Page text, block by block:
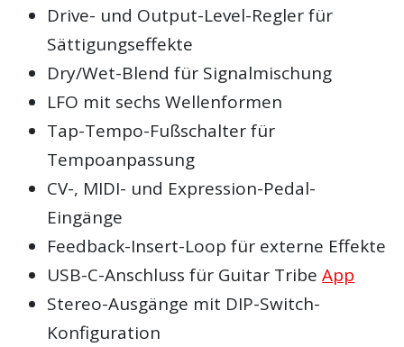
Drive- und Output-Level-Regler für
Sättigungseffekte
Dry/Wet-Blend für Signalmischung
LFO mit sechs Wellenformen
Tap-Tempo-Fußschalter für
Tempoanpassung
CV-, MIDI- und Expression-Pedal-
Eingänge
Feedback-Insert-Loop für externe Effekte
USB-C-Anschluss für Guitar TribeApp
Stereo-Ausgänge mit DIP-Switch-
Konfiguration